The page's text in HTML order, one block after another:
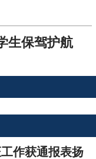
生保驾护航
作获通报表扬